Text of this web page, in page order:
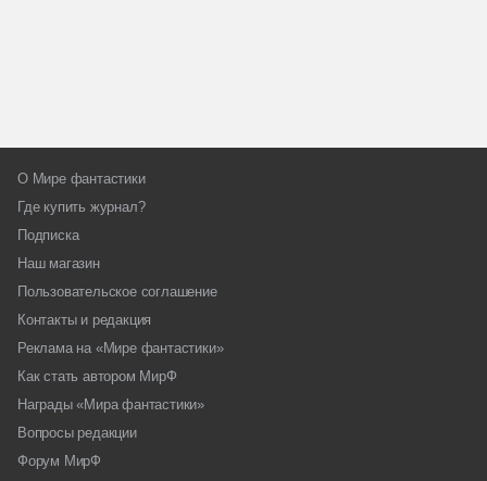
О Мире фантастики
Где купить журнал?
Подписка
Наш магазин
Пользовательское соглашение
Контакты и редакция
Реклама на «Мире фантастики»
Как стать автором МирФ
Награды «Мира фантастики»
Вопросы редакции
Форум МирФ